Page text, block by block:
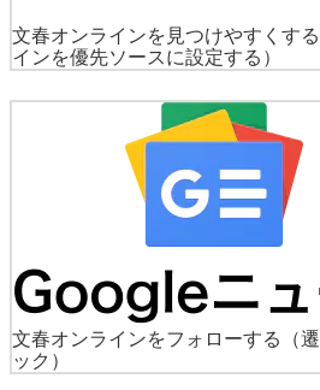
文春オンラインを見つけやすくする
インを優先ソースに設定する）
文春オンラインをフォローする
（
ック）